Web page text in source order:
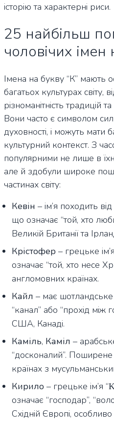
історію та характерні риси.
25 найбільш
чоловічих імен
Імена на букву “К” мають
багатьох культурах світу,
різноманітність традицій
Вони часто є символом
духовності, і можуть мати
культурний контекст. З
популярними не лише в
але й здобули широке
частинах світу:
Кевін – ім’я походить
що означає “той, хто
Великій Британії та
Крістофер – грецьке
означає “той, хто несе
англомовних країнах.
Кайл – має
“канал” або “прохід між
США, Канаді.
Каміль, Каміл –
“досконалий”. Поширене
країнах з
Кирило – грецьке ім’я
означає “господар”,
Східній Європі, особливо